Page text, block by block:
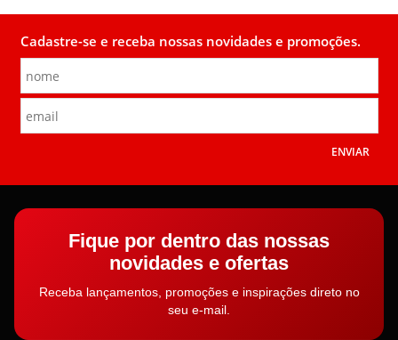
Cadastre-se e receba nossas novidades e promoções.
ENVIAR
Fique por dentro das nossas
novidades e ofertas
Receba lançamentos, promoções e inspirações direto no
seu e-mail.